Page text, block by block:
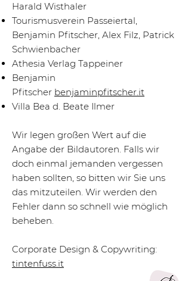
Harald Wisthaler
Tourismusverein Passeiertal,
Benjamin Pfitscher, Alex Filz, Patrick
Schwienbacher
Athesia Verlag Tappeiner
Benjamin
Pfitscher benjaminpfitscher.it
Villa Bea d. Beate Ilmer
Wir legen großen Wert auf die
Angabe der Bildautoren. Falls wir
doch einmal jemanden vergessen
haben sollten, so bitten wir Sie uns
das mitzuteilen. Wir werden den
Fehler dann so schnell wie möglich
beheben.
Corporate Design & Copywriting:
tintenfuss.it